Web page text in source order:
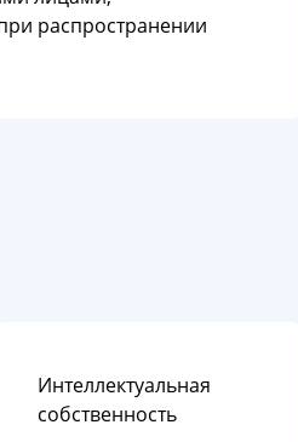
распространении
Интеллектуальная
собственность